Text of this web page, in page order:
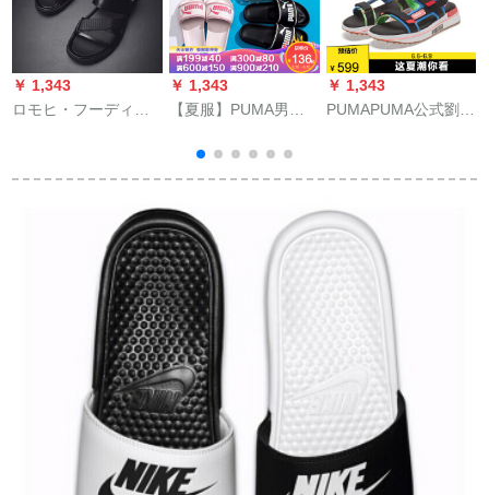
￥ 1,343
ロモヒ・フーディ軽
新作ファンシー・ロ
ール男滑り止めサー
￥ 1,343
【夏服】PUMA男性
ーツ2020新型シンプ
ロで上品なスリムパ
ン36023 PUMAホワ
イト+ブラック42
￥ 1,343
PUMAPUMA公式劉昊
FUTURE RIDER
光グリン-樹脂色01